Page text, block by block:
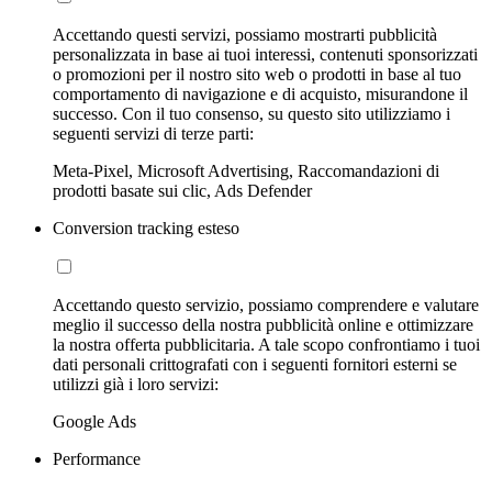
Accettando questi servizi, possiamo mostrarti pubblicità
personalizzata in base ai tuoi interessi, contenuti sponsorizzati
o promozioni per il nostro sito web o prodotti in base al tuo
comportamento di navigazione e di acquisto, misurandone il
successo. Con il tuo consenso, su questo sito utilizziamo i
seguenti servizi di terze parti:
Meta-Pixel, Microsoft Advertising, Raccomandazioni di
prodotti basate sui clic, Ads Defender
Conversion tracking esteso
Accettando questo servizio, possiamo comprendere e valutare
meglio il successo della nostra pubblicità online e ottimizzare
la nostra offerta pubblicitaria. A tale scopo confrontiamo i tuoi
dati personali crittografati con i seguenti fornitori esterni se
utilizzi già i loro servizi:
Google Ads
Performance